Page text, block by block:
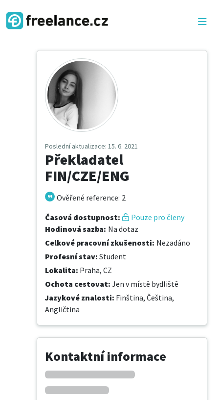
Poslední aktualizace: 15. 6. 2021
Překladatel
FIN/CZE/ENG
Ověřené reference: 2
Časová dostupnost:
Pouze pro členy
Hodinová sazba: Na dotaz
Celkové pracovní zkušenosti: Nezadáno
Profesní stav: Student
Lokalita: Praha, CZ
Ochota cestovat: Jen v místě bydliště
Jazykové znalosti: Finština, Čeština,
Angličtina
Kontaktní informace